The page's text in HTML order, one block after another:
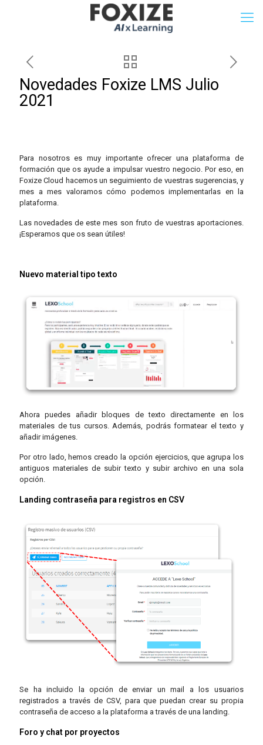
Novedades Foxize LMS Julio
2021
Para nosotros es muy importante ofrecer una plataforma de
formación que os ayude a impulsar vuestro negocio. Por eso, en
Foxize Cloud hacemos un seguimiento de vuestras sugerencias, y
mes a mes valoramos cómo podemos implementarlas en la
plataforma.
Las novedades de este mes son fruto de vuestras aportaciones.
¡Esperamos que os sean útiles!
Nuevo material tipo texto
Ahora puedes añadir bloques de texto directamente en los
materiales de tus cursos. Además, podrás formatear el texto y
añadir imágenes.
Por otro lado, hemos creado la opción ejercicios, que agrupa los
antiguos materiales de subir texto y subir archivo en una sola
opción.
Landing contraseña para registros en CSV
Se ha incluido la opción de enviar un mail a los usuarios
registrados a través de CSV, para que puedan crear su propia
contraseña de acceso a la plataforma a través de una landing.
Foro y chat por proyectos